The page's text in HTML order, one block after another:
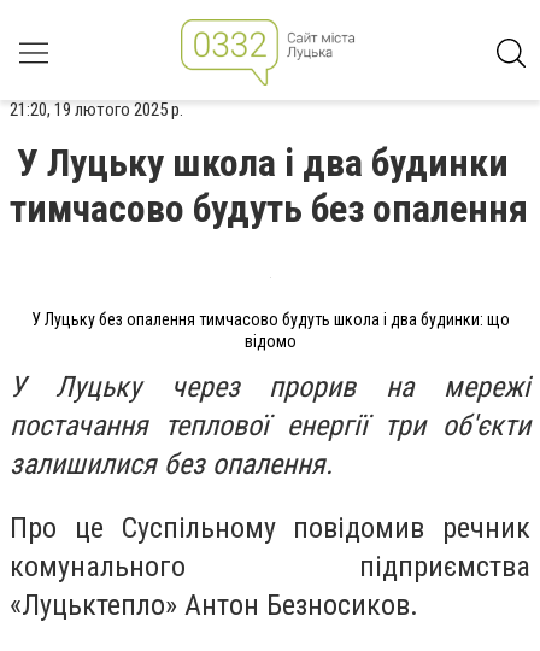
21:20, 19 лютого 2025 р.
У Луцьку школа і два будинки
тимчасово будуть без опалення
У Луцьку без опалення тимчасово будуть школа і два будинки: що
відомо
У Луцьку через прорив на мережі
постачання теплової енергії три об'єкти
залишилися без опалення.
Про це Суспільному повідомив речник
комунального підприємства
«Луцьктепло» Антон Безносиков.